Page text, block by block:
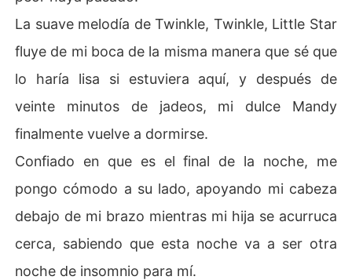
La suave melodía de Twinkle, Twinkle, Little Star
fluye de mi boca de la misma manera que sé que
lo haría lisa si estuviera aquí, y después de
veinte minutos de jadeos, mi dulce Mandy
finalmente vuelve a dormirse.
Confiado en que es el final de la noche, me
pongo cómodo a su lado, apoyando mi cabeza
debajo de mi brazo mientras mi hija se acurruca
cerca, sabiendo que esta noche va a ser otra
noche de insomnio para mí.